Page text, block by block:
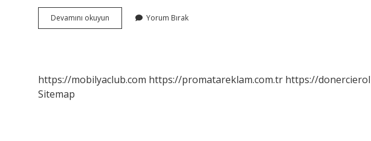
Devamını okuyun
Karat
Yorum Bırak
https://mobilyaclub.com https://promatareklam.com.tr https://
Sitemap